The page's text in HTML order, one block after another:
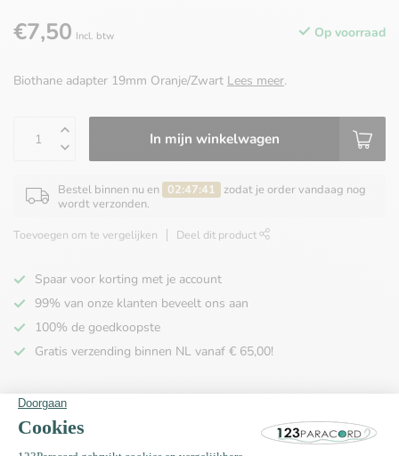
€7,50 Incl. btw Op voorraad
Biothane adapter 19mm Oranje/Zwart Lees meer.
In mijn winkelwagen
Bestel binnen nu en 02:47:41
zodat je order vandaag nog
wordt verzonden.
Toevoegen om te vergelijken Deel dit product
Spaar voor korting met je account
99% van onze klanten beveelt ons aan
100% de goedkoopste
Gratis verzending binnen NL vanaf € 65,00!
Productomschrijving